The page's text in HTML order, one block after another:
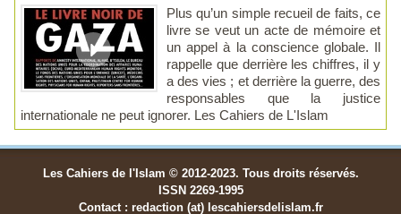
Plus qu’un simple recueil de faits, ce
livre se veut un acte de mémoire et
un appel à la conscience globale. Il
rappelle que derrière les chiffres, il y
a des vies ; et derrière la guerre, des
responsables que la justice
internationale ne peut ignorer. Les Cahiers de L'Islam
Les Cahiers de l'Islam © 2012-2023. Tous droits réservés.
ISSN 2269-1995
Contact : redaction (at) lescahiersdelislam.fr